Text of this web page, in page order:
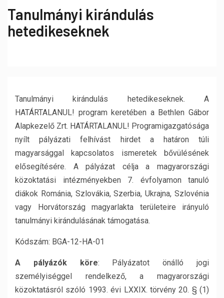
Tanulmányi kirándulás
hetedikeseknek
Tanulmányi kirándulás hetedikeseknek. A
HATÁRTALANUL! program keretében a Bethlen Gábor
Alapkezelő Zrt. HATÁRTALANUL! Programigazgatósága
nyílt pályázati felhívást hirdet a határon túli
magyarsággal kapcsolatos ismeretek bővülésének
elősegítésére. A pályázat célja a magyarországi
közoktatási intézményekben 7. évfolyamon tanuló
diákok Románia, Szlovákia, Szerbia, Ukrajna, Szlovénia
vagy Horvátország magyarlakta területeire irányuló
tanulmányi kirándulásának támogatása.
Kódszám: BGA-12-HA-01
A pályázók köre: Pályázatot önálló jogi
személyiséggel rendelkező, a magyarországi
közoktatásról szóló 1993. évi LXXIX. törvény 20. § (1)